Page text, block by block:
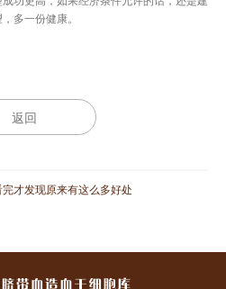
多一份健康。
返回
才发现原来有这么多好处